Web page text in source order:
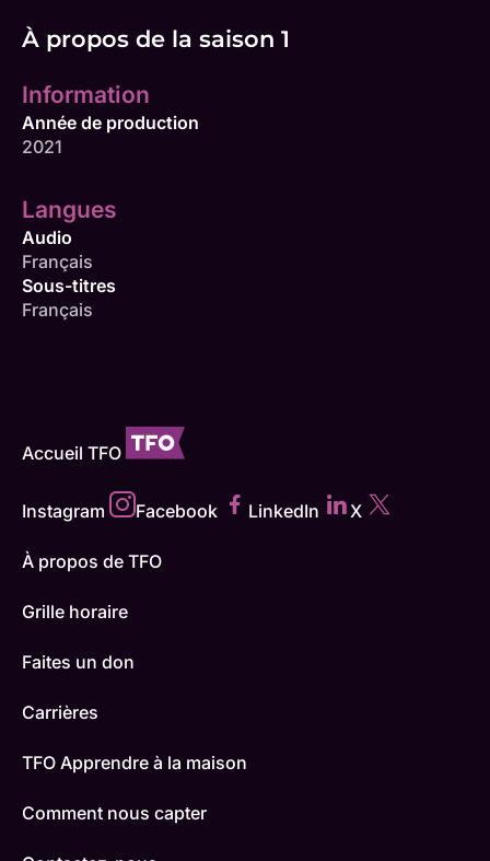
À propos de la saison 1
Information
Année de production
2021
Langues
Audio
Français
Sous-titres
Français
Accueil TFO
Instagram Facebook LinkedIn X
À propos de TFO
Grille horaire
Faites un don
Carrières
TFO Apprendre à la maison
Comment nous capter